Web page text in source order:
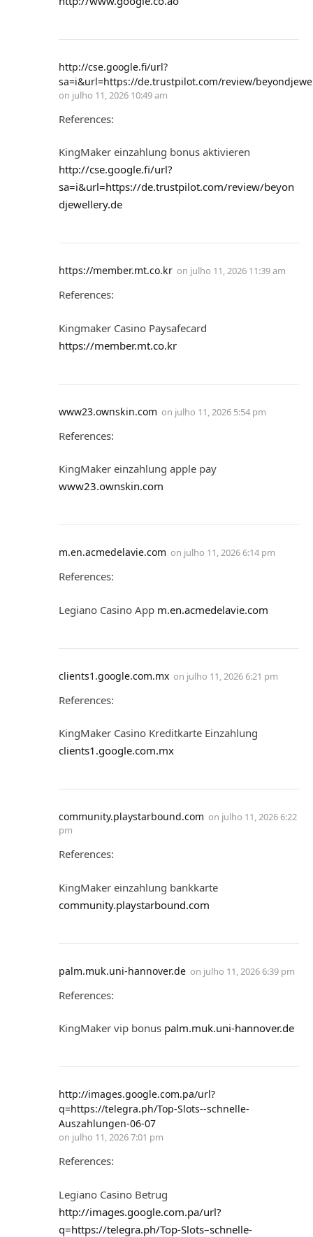
http://cse.google.fi/url?
sa=i&url=https://de.trustpilot.com/review/
on julho 11, 2026 10:49 am
References:
KingMaker einzahlung bonus aktivieren
http://cse.google.fi/url?
sa=i&url=https://de.trustpilot.com/review/beyon
djewellery.de
https://member.mt.co.kr on julho 11, 2026 11:39 am
References:
Kingmaker Casino Paysafecard
https://member.mt.co.kr
www23.ownskin.com on julho 11, 2026 5:54 pm
References:
KingMaker einzahlung apple pay
www23.ownskin.com
m.en.acmedelavie.com on julho 11, 2026 6:14 pm
References:
Legiano Casino App m.en.acmedelavie.com
clients1.google.com.mx on julho 11, 2026 6:21 pm
References:
KingMaker Casino Kreditkarte Einzahlung
clients1.google.com.mx
community.playstarbound.com on julho 11, 2026 6:22
pm
References:
KingMaker einzahlung bankkarte
community.playstarbound.com
palm.muk.uni-hannover.de on julho 11, 2026 6:39 pm
References:
KingMaker vip bonus palm.muk.uni-hannover.de
http://images.google.com.pa/url?
q=https://telegra.ph/Top-Slots--schnelle-
Auszahlungen-06-07
on julho 11, 2026 7:01 pm
References:
Legiano Casino Betrug
http://images.google.com.pa/url?
q=https://telegra.ph/Top-Slots–schnelle-